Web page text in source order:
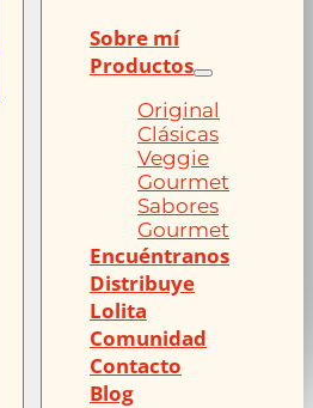
Sobre mí
Productos
Original
Clásicas
Veggie
Gourmet
Sabores
Gourmet
Encuéntranos
Distribuye
Lolita
Comunidad
Contacto
Blog